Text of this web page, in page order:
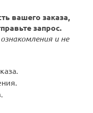
вашего заказа,
запрос.
и не